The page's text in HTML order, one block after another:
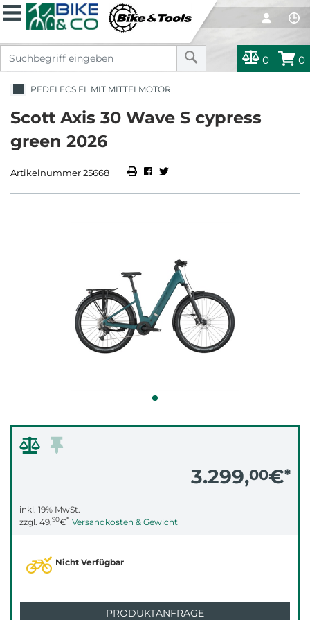
0 0
PEDELECS FL MIT MITTELMOTOR
Scott Axis 30 Wave S cypress
green 2026
Artikelnummer 25668
3.299,00€*
inkl. 19% MwSt.
zzgl. 49,90€* Versandkosten & Gewicht
Nicht Verfügbar
PRODUKTANFRAGE